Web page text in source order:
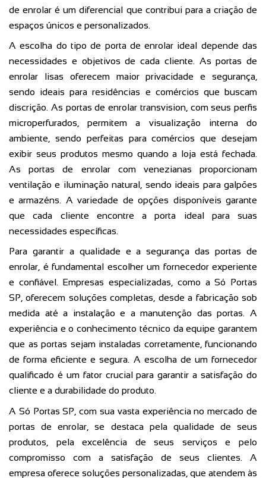
de enrolar é um diferencial que contribui para a criação de
espaços únicos e personalizados.
A escolha do tipo de porta de enrolar ideal depende das
necessidades e objetivos de cada cliente. As portas de
enrolar lisas oferecem maior privacidade e segurança,
sendo ideais para residências e comércios que buscam
discrição. As portas de enrolar transvision, com seus perfis
microperfurados, permitem a visualização interna do
ambiente, sendo perfeitas para comércios que desejam
exibir seus produtos mesmo quando a loja está fechada.
As portas de enrolar com venezianas proporcionam
ventilação e iluminação natural, sendo ideais para galpões
e armazéns. A variedade de opções disponíveis garante
que cada cliente encontre a porta ideal para suas
necessidades específicas.
Para garantir a qualidade e a segurança das portas de
enrolar, é fundamental escolher um fornecedor experiente
e confiável. Empresas especializadas, como a Só Portas
SP, oferecem soluções completas, desde a fabricação sob
medida até a instalação e a manutenção das portas. A
experiência e o conhecimento técnico da equipe garantem
que as portas sejam instaladas corretamente, funcionando
de forma eficiente e segura. A escolha de um fornecedor
qualificado é um fator crucial para garantir a satisfação do
cliente e a durabilidade do produto.
A Só Portas SP, com sua vasta experiência no mercado de
portas de enrolar, se destaca pela qualidade de seus
produtos, pela excelência de seus serviços e pelo
compromisso com a satisfação de seus clientes. A
empresa oferece soluções personalizadas, que atendem às